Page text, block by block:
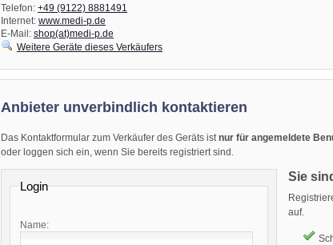
Telefon: +49 (9122) 8881491
Internet: www.medi-p.de
E-Mail: shop(at)medi-p.de
Weitere Geräte dieses Verkäufers
Anbieter unverbindlich kontaktieren
Das Kontaktformular zum Verkäufer des Geräts ist nur für angemeldete
oder loggen sich ein, wenn Sie bereits registriert sind.
Login
Name:
Sie
auf.